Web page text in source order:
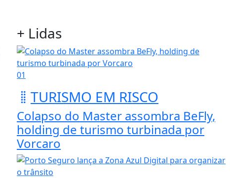
+ Lidas
01
TURISMO EM RISCO
Colapso do Master assombra BeFly,
holding de turismo turbinada por
Vorcaro